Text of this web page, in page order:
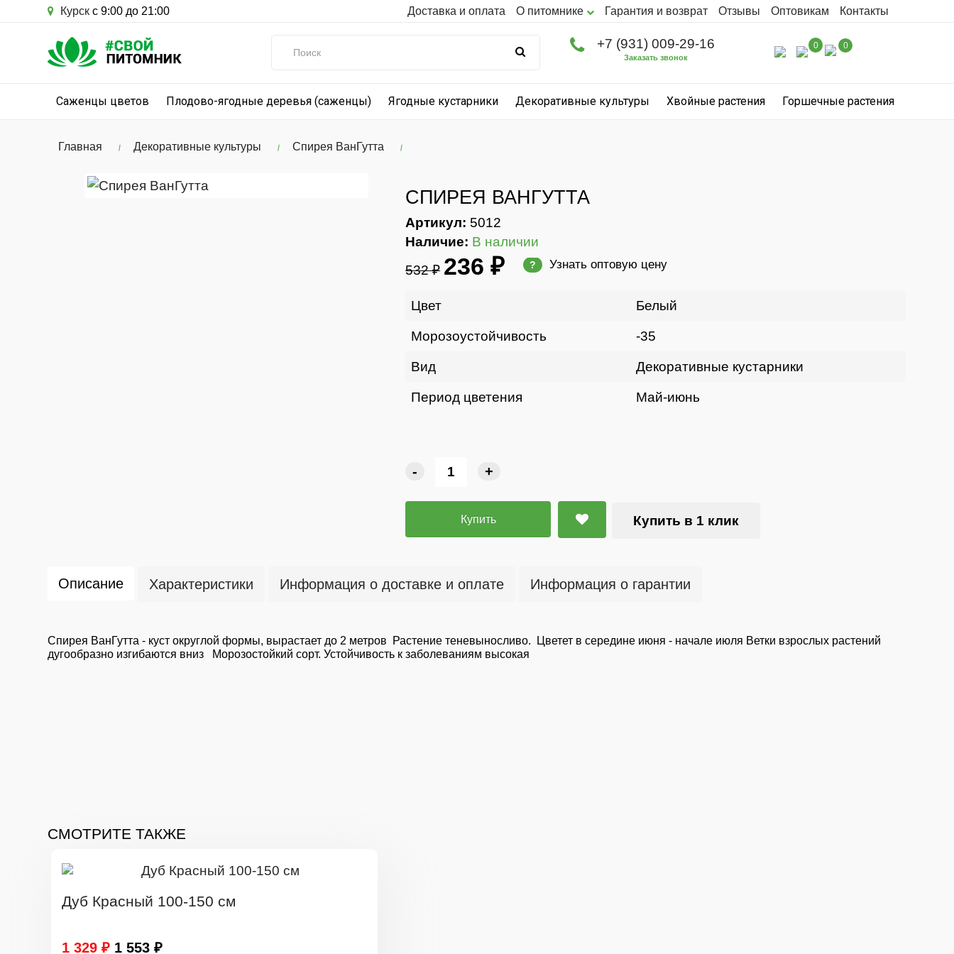
Курск с 9:00 до 21:00 Доставка и оплата О питомнике Гарантия и возврат Отзывы Оптовикам Контакты
+7 (931) 009-29-16
Заказать звонок
0 0
Саженцы цветов Плодово-ягодные деревья (саженцы) Ягодные кустарники Декоративные культуры Хвойные растения Горшечные растения
Главная Декоративные культуры Спирея ВанГутта
СПИРЕЯ ВАНГУТТА
Артикул: 5012
Наличие: В наличии
532 ₽ 236 ₽ ? Узнать оптовую цену
Цвет Белый
Морозоустойчивость -35
Вид Декоративные кустарники
Период цветения Май-июнь
- +
Купить Купить в 1 клик
Описание Характеристики Информация о доставке и оплате Информация о гарантии
Спирея ВанГутта - куст округлой формы, вырастает до 2 метров Растение теневыносливо. Цветет в середине июня - начале июля Ветки взрослых растений
дугообразно изгибаются вниз Морозостойкий сорт. Устойчивость к заболеваниям высокая
СМОТРИТЕ ТАКЖЕ
Дуб Красный 100-150 см
1 329 ₽ 1 553 ₽